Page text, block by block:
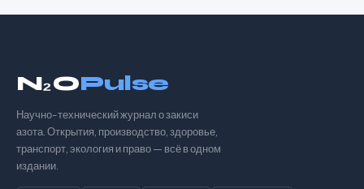
N₂OPulse
Научно-технический журнал о закиси
азота. Открытия, производство, здоровье,
транспорт, экология и право — всё в одном
издании.